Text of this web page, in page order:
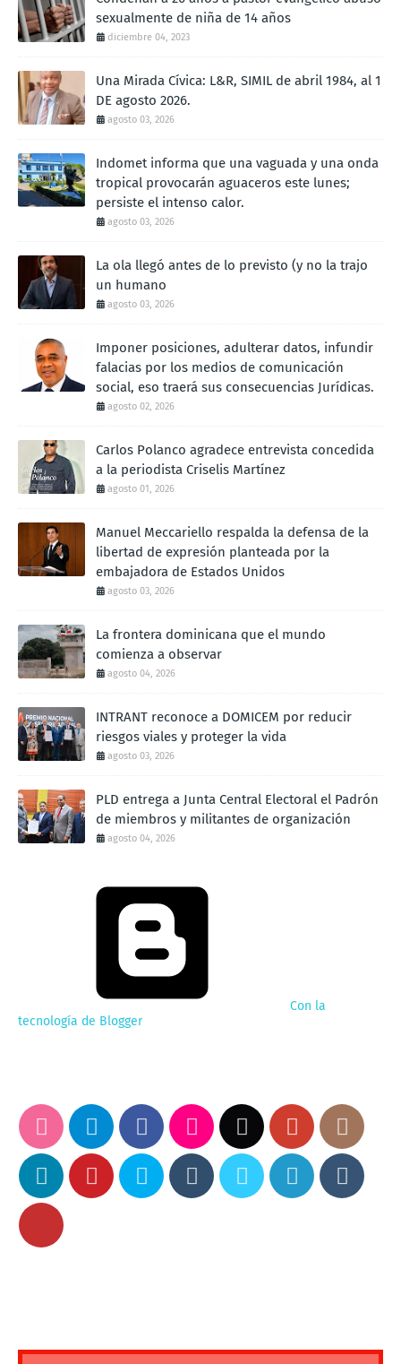
sexualmente de niña de 14 años
diciembre 04, 2023
Una Mirada Cívica: L&R, SIMIL de abril 1984, al 1
DE agosto 2026.
agosto 03, 2026
Indomet informa que una vaguada y una onda
tropical provocarán aguaceros este lunes;
persiste el intenso calor.
agosto 03, 2026
La ola llegó antes de lo previsto (y no la trajo
un humano
agosto 03, 2026
Imponer posiciones, adulterar datos, infundir
falacias por los medios de comunicación
social, eso traerá sus consecuencias Jurídicas.
agosto 02, 2026
Carlos Polanco agradece entrevista concedida
a la periodista Criselis Martínez
agosto 01, 2026
Manuel Meccariello respalda la defensa de la
libertad de expresión planteada por la
embajadora de Estados Unidos
agosto 03, 2026
La frontera dominicana que el mundo
comienza a observar
agosto 04, 2026
INTRANT reconoce a DOMICEM por reducir
riesgos viales y proteger la vida
agosto 03, 2026
PLD entrega a Junta Central Electoral el Padrón
de miembros y militantes de organización
agosto 04, 2026
Con la
tecnología de Blogger